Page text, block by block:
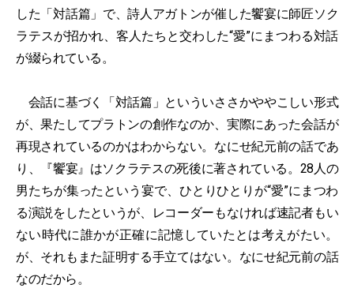
した「対話篇」で、詩人アガトンが催した饗宴に師匠ソク
ラテスが招かれ、客人たちと交わした“愛”にまつわる対話
が綴られている。
会話に基づく「対話篇」といういささかややこしい形式
が、果たしてプラトンの創作なのか、実際にあった会話が
再現されているのかはわからない。なにせ紀元前の話であ
り、『饗宴』はソクラテスの死後に著されている。28人の
男たちが集ったという宴で、ひとりひとりが“愛”にまつわ
る演説をしたというが、レコーダーもなければ速記者もい
ない時代に誰かが正確に記憶していたとは考えがたい。
が、それもまた証明する手立てはない。なにせ紀元前の話
なのだから。